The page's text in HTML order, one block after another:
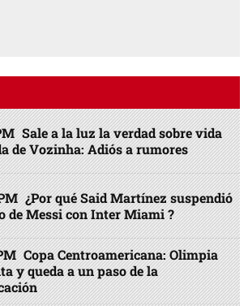
Sale a la luz la verdad sobre vida
de Vozinha: Adiós a rumores
¿Por qué Said Martínez suspendió
de Messi con Inter Miami ?
Copa Centroamericana: Olimpia
y queda a un paso de la